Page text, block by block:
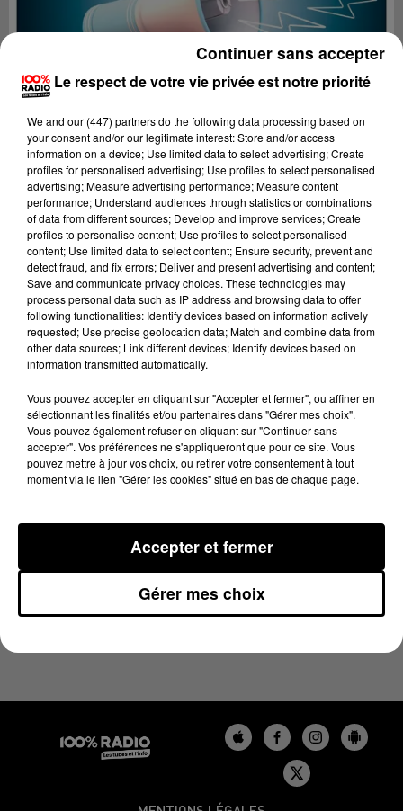
Lecture (2 min 21 sec)
100%
21 juin 2023 - 2 min 21 sec
LES INFOS DU GERS DU 21/06/2023 À 15H00
Le respect de votre vie privée est notre priorité
We and our (447) partnersdo the following data processing based on
your consent and/or our legitimate interest: Store and/or access
information on a device; Use limited data to select advertising; Create
profiles for personalised advertising; Use profiles to select personalised
advertising; Measure advertising performance; Measure content
performance; Understand audiences through statistics or combinations
of data from different sources; Develop and improve services; Create
profiles to personalise content; Use profiles to select personalised
content; Use limited data to select content; Ensure security, prevent and
detect fraud, and fix errors; Deliver and present advertising and content;
Save and communicate privacy choices. These technologies may
process personal data such as IP address and browsing data to offer
following functionalities: Identify devices based on information actively
requested; Use precise geolocation data; Match and combine data from
other data sources; Link different devices; Identify devices based on
information transmitted automatically.
Vous pouvez accepter en cliquant sur "Accepter et fermer", ou affiner en
sélectionnant les finalités et/ou partenaires dans "Gérer mes choix".
Vous pouvez également refuser en cliquant sur "Continuer sans
accepter". Vos préférences ne s'appliqueront que pour ce site. Vous
pouvez mettre à jour vos choix, ou retirer votre consentement à tout
moment via le lien "Gérer les cookies" situé en bas de chaque page.
Gérer mes choix
Accepter et fermer
Continuer sans accepter